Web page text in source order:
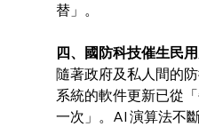
替」。
四、國防科技催生民
隨著政府及私人間的
系統的軟件更新已從
一次」。AI 演算法不